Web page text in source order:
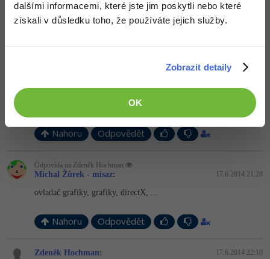
dalšími informacemi, které jste jim poskytli nebo které
získali v důsledku toho, že používáte jejich služby.
Zobrazit detaily
OK
A vyvolat se mi to podaří, ale paradoxně mi ten počítač hodil
tenhle bluescreen poprvé u Watch Dogs jak jsi zjistil a od té doby
Nahoru Odpovědět
Odpovídá na Zdeněk Hochman
Michal Žůrek - misaz: 17.6.2014 21:28
ovladač grafiky, grafiky, directX, ...
Nahoru Odpovědět
Zdeněk Hochman: 17.6.2014 22:10